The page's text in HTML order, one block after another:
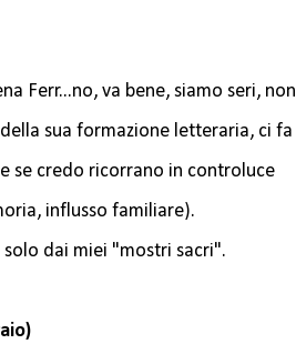
Ferr...no, va bene, siamo seri, non
sua formazione letteraria, ci fa
se credo ricorrano in controluce
influsso familiare).
solo dai miei "mostri sacri".